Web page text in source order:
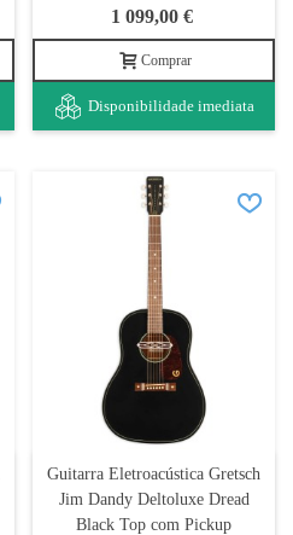
1 099,00 €
Comprar
Disponibilidade imediata
Guitarra Eletroacústica Gretsch
Jim Dandy Deltoluxe Dread
Black Top com Pickup